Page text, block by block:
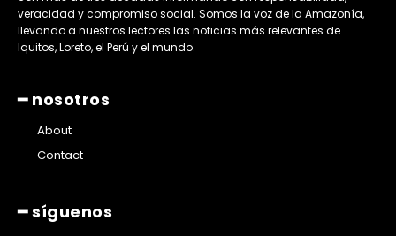
veracidad y compromiso social. Somos la voz de la Amazonía,
llevando a nuestros lectores las noticias más relevantes de
Iquitos, Loreto, el Perú y el mundo.
━ nosotros
About
Contact
━ síguenos